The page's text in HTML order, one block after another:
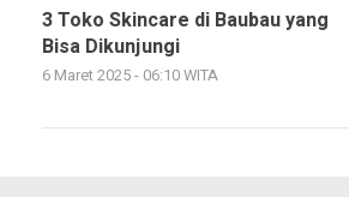
3 Toko Skincare di Baubau yang
Bisa Dikunjungi
6 Maret 2025 - 06:10 WITA